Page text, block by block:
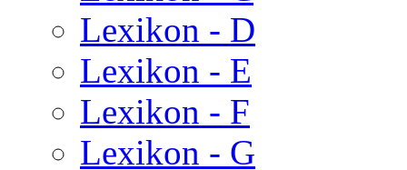
Lexikon - D
Lexikon - E
Lexikon - F
Lexikon - G